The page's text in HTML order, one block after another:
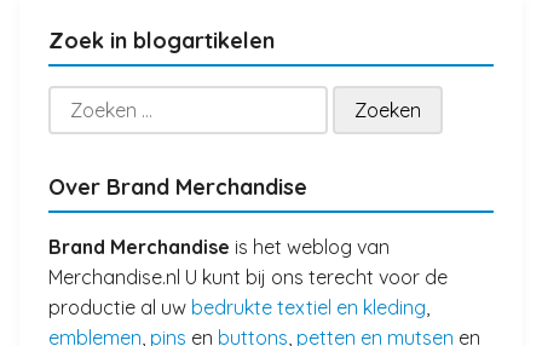
Zoek in blogartikelen
Zoeken
naar:
Over Brand Merchandise
Brand Merchandise is het weblog van
Merchandise.nl U kunt bij ons terecht voor de
productie al uw bedrukte textiel en kleding,
emblemen, pins en buttons, petten en mutsen en